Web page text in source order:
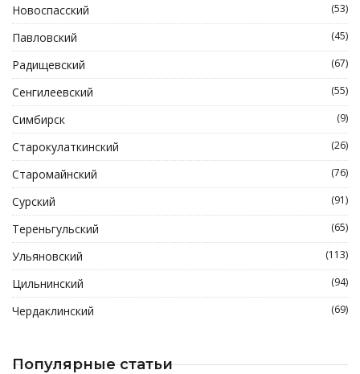
Новоспасский (53)
Павловский (45)
Радищевский (67)
Сенгилеевский (55)
Симбирск (9)
Старокулаткинский (26)
Старомайнский (76)
Сурский (91)
Тереньгульский (65)
Ульяновский (113)
Цильнинский (94)
Чердаклинский (69)
Популярные статьи